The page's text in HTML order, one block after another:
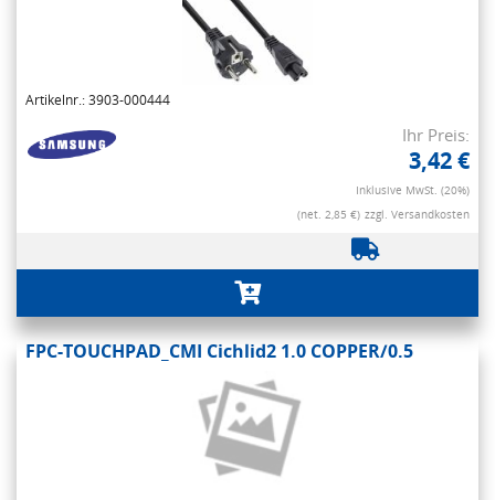
Artikelnr.: 3903-000444
Ihr Preis:
3,42 €
Inklusive MwSt. (20%)
(net. 2,85 €) zzgl. Versandkosten
FPC-TOUCHPAD_CMI Cichlid2 1.0 COPPER/0.5